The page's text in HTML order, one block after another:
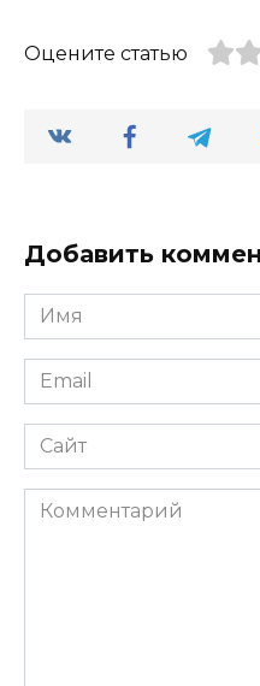
Оцените статью
Добавить
Имя
*
Email
*
Сайт
Комментарий